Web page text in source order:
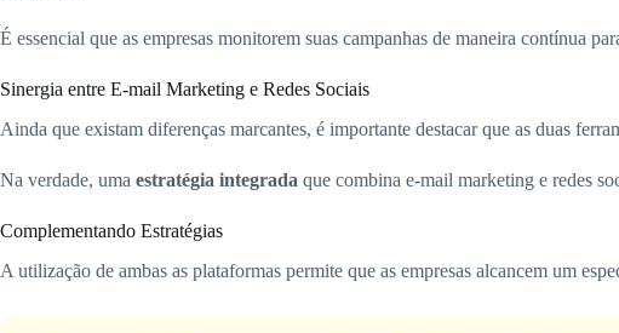
É essencial que as empresas monitorem suas campanhas de maneira contínua
Sinergia entre E-mail Marketing e Redes Sociais
Ainda que existam diferenças marcantes, é importante destacar que as duas
Na verdade, uma estratégia integrada que combina e-mail marketing e redes
Complementando Estratégias
A utilização de ambas as plataformas permite que as empresas alcancem um